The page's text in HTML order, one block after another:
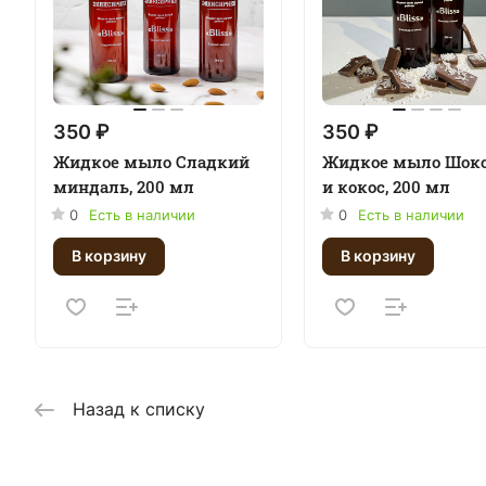
350 ₽
Жидкое мыло Сладкий
миндаль, 200 мл
0 Есть в наличии
В корзину
350 ₽
Жидкое мыло
и кокос, 200 мл
0 Есть в наличии
В корзину
Назад к списку